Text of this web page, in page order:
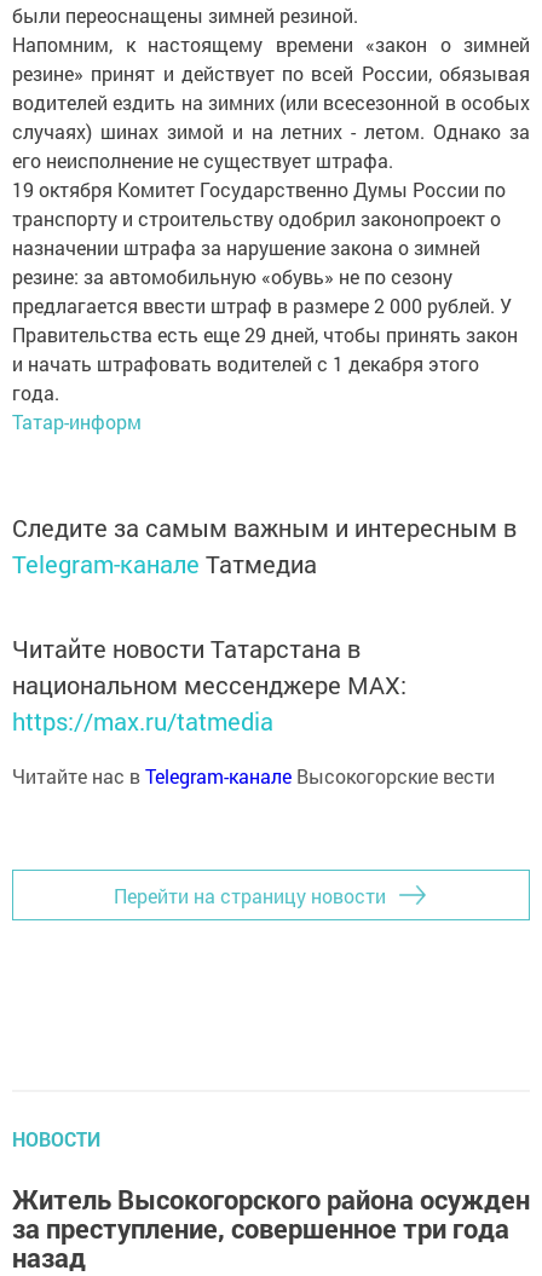
были переоснащены зимней резиной.
Напомним, к настоящему времени «закон о зимней
резине» принят и действует по всей России, обязывая
водителей ездить на зимних (или всесезонной в особых
случаях) шинах зимой и на летних - летом. Однако за
его неисполнение не существует штрафа.
19 октября Комитет Государственно Думы России по
транспорту и строительству одобрил законопроект о
назначении штрафа за нарушение закона о зимней
резине: за автомобильную «обувь» не по сезону
предлагается ввести штраф в размере 2 000 рублей. У
Правительства есть еще 29 дней, чтобы принять закон
и начать штрафовать водителей с 1 декабря этого
года.
Татар-информ
Следите за самым важным и интересным в
Telegram-канале Татмедиа
Читайте новости Татарстана в
национальном мессенджере MАХ:
https://max.ru/tatmedia
Читайте нас вTelegram-канале Высокогорские вести
Перейти на страницу новости
НОВОСТИ
Житель Высокогорского района осужден
за преступление, совершенное три года
назад